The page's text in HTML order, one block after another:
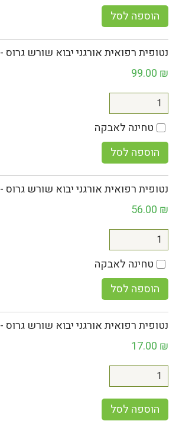
הוספה לסל
נטופית רפואית אורגני יבוא שורש גרוס - 500 גר
99.00 ₪
טחינה לאבקה
הוספה לסל
נטופית רפואית אורגני יבוא שורש גרוס - 250 גר
56.00 ₪
טחינה לאבקה
הוספה לסל
נטופית רפואית אורגני יבוא שורש גרוס - 50 גר
17.00 ₪
הוספה לסל